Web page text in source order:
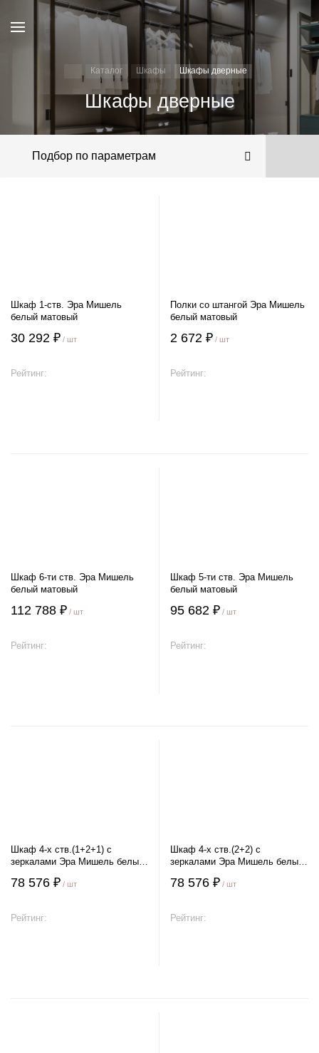
Каталог Шкафы Шкафы дверные
Шкафы дверные
Подбор по параметрам
Шкаф 1-ств. Эра Мишель
белый матовый
30 292 ₽ / шт
Рейтинг:
Полки со штангой Эра Мишель
белый матовый
2 672 ₽ / шт
Рейтинг:
Шкаф 6-ти ств. Эра Мишель
белый матовый
112 788 ₽ / шт
Рейтинг:
Шкаф 5-ти ств. Эра Мишель
белый матовый
95 682 ₽ / шт
Рейтинг:
Шкаф 4-х ств.(1+2+1) с
зеркалами Эра Мишель белый
78 576 ₽ / шт
Рейтинг:
Шкаф 4-х ств.(2+2) с
зеркалами Эра Мишель белый
78 576 ₽ / шт
Рейтинг: